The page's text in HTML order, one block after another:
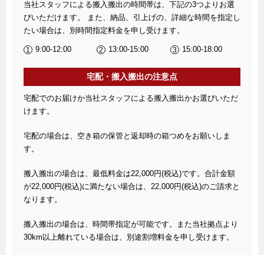
当社スタッフによる搬入搬出の時間帯は、下記の3つよりお選
びいただけます。 また、納品、引上げの、詳細な時間を指定し
たい場合は、別時間指定料金を申し受けます。
9:00-12:00 13:00-15:00 15:00-18:00
宅配・搬入搬出の注意点
宅配でのお届けか当社スタッフによる搬入搬出かお選びいただ
けます。
宅配の場合は、空き箱の保管と返却時の箱つめをお願いしま
す。
搬入搬出の場合は、最低料金は22,000円(税込)です。合計金額
が22,000円(税込)に満たない場合は、22,000円(税込)のご請求と
なります。
搬入搬出の場合は、時間帯指定が可能です。また当社拠点より
30km以上離れている場合は、別途割増料金を申し受けます。